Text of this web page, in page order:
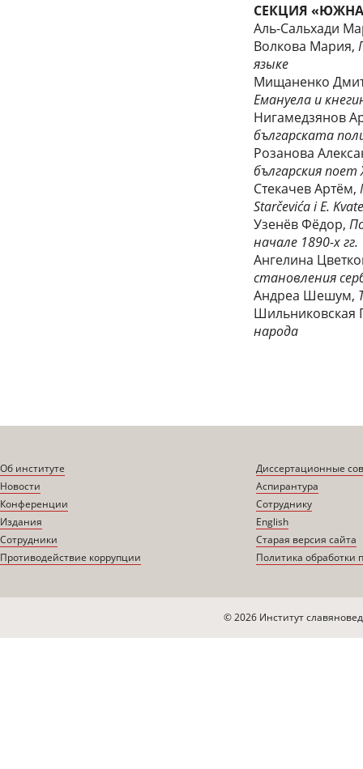
СЕКЦИЯ
Аль-Сальхади
Волкова Мария,
языке
Мищаненко
Емануела и
Нигамедзянов
българската
Розанова
българския
Стекачев Артём,
Starčevića i E.
Узенёв Фёдор,
начале 1890-х гг.
Ангелина
становления
Андреа Шешум,
Шильниковская
народа
Об институте
Новости
Конференции
Издания
Сотрудники
Противодействие коррупции
Диссертационные
Аспирантура
Сотруднику
English
Старая версия сайта
Политика обработки
© 2026 Институт